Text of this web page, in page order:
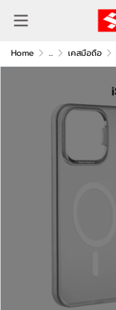
Home ... เคสมือถือ